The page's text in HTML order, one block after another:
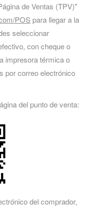
de Ventas (TPV)"
POS para llegar a la
seleccionar
con cheque o
impresora térmica o
por correo electrónico
del punto de venta:
del comprador,